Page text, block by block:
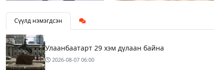
Сүүлд нэмэгдсэн
Улаанбаатарт 29 хэм дулаан байна
2026-08-07 06:00